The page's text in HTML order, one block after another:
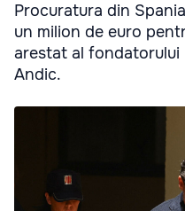
Procuratura din
un milion de euro
arestat al fondatorului
Andic.